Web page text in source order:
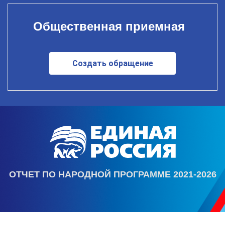
Общественная приемная
Создать обращение
ОТЧЕТ ПО НАРОДНОЙ ПРОГРАММЕ 2021-2026